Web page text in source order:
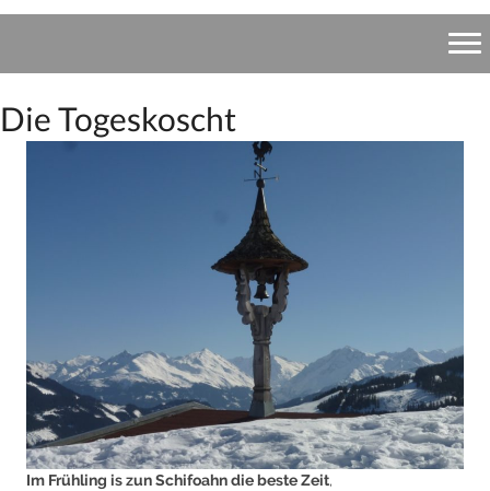
Die Togeskoscht
Im Frühling is zun Schifoahn die beste Zeit,